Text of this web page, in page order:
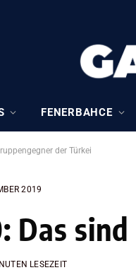
FENERBAHCE
der Türkei
2019
Das
LESEZEIT